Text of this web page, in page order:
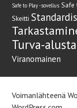
Safe to Play -sovellus Safe
Skeitti
Turva-alusta
Viranomainen
Voimanlähteenä